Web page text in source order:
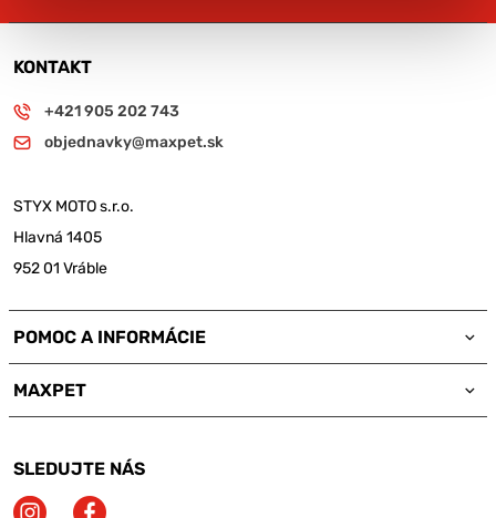
KONTAKT
+421 905 202 743
objednavky@maxpet.sk
STYX MOTO s.r.o.
Hlavná 1405
952 01 Vráble
POMOC A INFORMÁCIE
MAXPET
SLEDUJTE NÁS